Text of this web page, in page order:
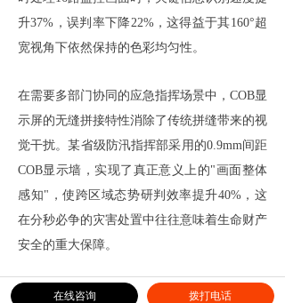
升37%，误判率下降22%，这得益于其160°超
宽视角下依然保持的色彩均匀性。
在需要多部门协同的应急指挥场景中，COB显
示屏的无缝拼接特性消除了传统拼缝带来的视
觉干扰。某省级防汛指挥部采用的0.9mm间距
COB显示墙，实现了真正意义上的"画面整体
感知"，使跨区域态势研判效率提升40%，这
在分秒必争的灾害处置中往往意味着生命财产
安全的重大保障。
随着Micro-LED技术的成熟，COB封装正在向
在线咨询 拨打电话